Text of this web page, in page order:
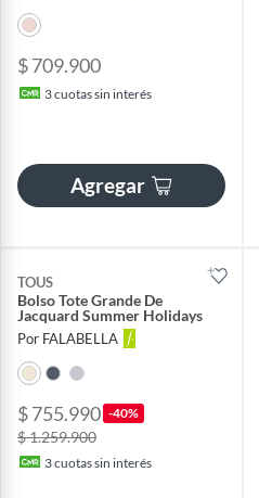
$ 709.900
3cuotas sin interés
Agregar
TOUS
Bolso Tote Grande De
Jacquard Summer Holidays
Por FALABELLA
$ 755.990 -40%
$ 1.259.900
3cuotas sin interés